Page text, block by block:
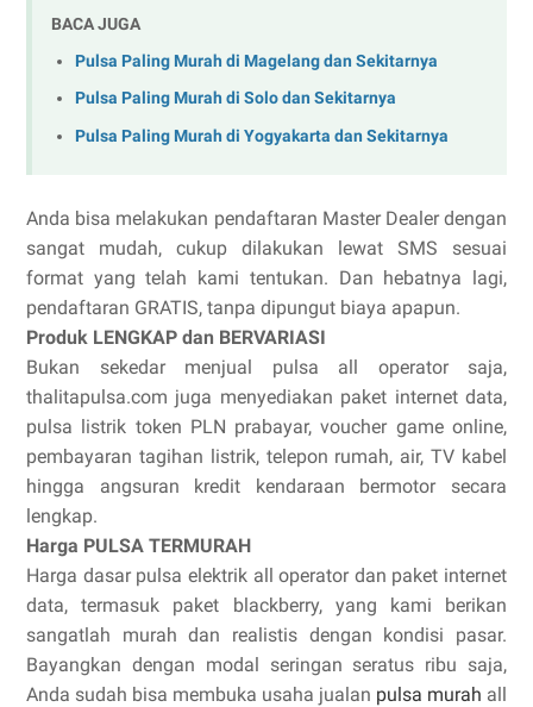
BACA JUGA
Pulsa Paling Murah di Magelang dan Sekitarnya
Pulsa Paling Murah di Solo dan Sekitarnya
Pulsa Paling Murah di Yogyakarta dan Sekitarnya
Anda bisa melakukan pendaftaran Master Dealer dengan
sangat mudah, cukup dilakukan lewat SMS sesuai
format yang telah kami tentukan. Dan hebatnya lagi,
pendaftaran GRATIS, tanpa dipungut biaya apapun.
Produk LENGKAP dan BERVARIASI
Bukan sekedar menjual pulsa all operator saja,
thalitapulsa.com juga menyediakan paket internet data,
pulsa listrik token PLN prabayar, voucher game online,
pembayaran tagihan listrik, telepon rumah, air, TV kabel
hingga angsuran kredit kendaraan bermotor secara
lengkap.
Harga PULSA TERMURAH
Harga dasar pulsa elektrik all operator dan paket internet
data, termasuk paket blackberry, yang kami berikan
sangatlah murah dan realistis dengan kondisi pasar.
Bayangkan dengan modal seringan seratus ribu saja,
Anda sudah bisa membuka usaha jualan pulsa murah all